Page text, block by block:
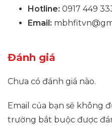
Hotline: 0917 449
Email:
Đánh giá
Chưa có đánh giá nào.
Email của bạn sẽ không
trường bắt buộc được